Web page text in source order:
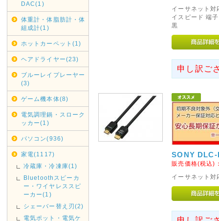
DAC(1)
体重計・体脂肪計・体
組成計(1)
ホットカーペット(1)
ヘアドライヤー(23)
ブルーレイプレーヤー
(3)
ゲーム機本体(8)
電気調理鍋・スローク
ッカー(1)
パソコン(936)
家電(1117)
冷蔵庫・冷凍庫(1)
Bluetoothスピーカ
ー・ワイヤレススピ
ーカー(1)
シェーバー替え刃(2)
電気ポット・電気ケ
各自治体へご連絡・ご依頼くだ
再開次第お知らせいたします。
カレンダーに反映しましたの
尚、大型商品・超大型商品は
2019年05月16日
G20大阪サミット開催に伴い
G20大阪サミット開催に伴い、
通規制がございます。その為
は、翌着指定をされましても
お、時間指定も出来ませんの
みずほ銀行取扱い終了のお
イーサネット
イスピード 端
黒
申し訳ご
SONY
販売価格(税込)
イーサネット